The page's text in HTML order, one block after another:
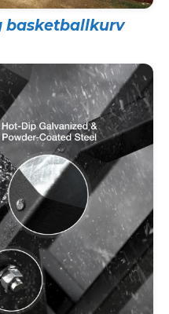
basketballkurv